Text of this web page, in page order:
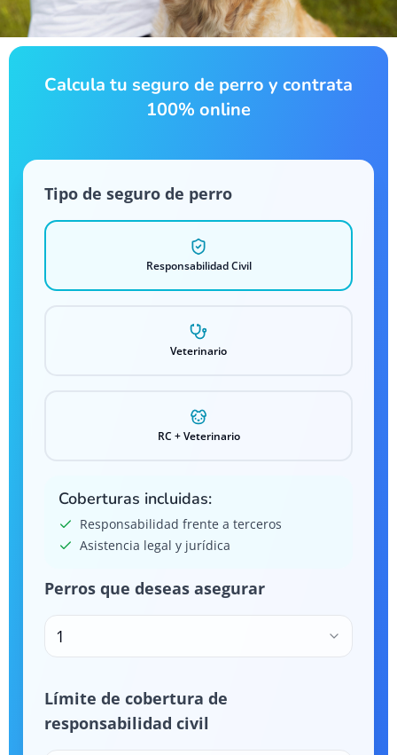
Calcula tu seguro de perro y contrata
100% online
Tipo de seguro de perro
Responsabilidad Civil
Veterinario
RC + Veterinario
Coberturas incluidas:
Responsabilidad frente a terceros
Asistencia legal y jurídica
Perros que deseas asegurar
1
Límite de cobertura de
responsabilidad civil